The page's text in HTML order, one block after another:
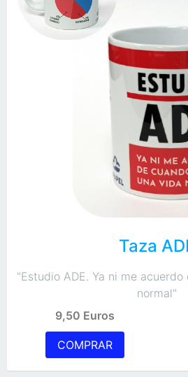
Taza
"Estudio ADE. Ya ni me
normal"
9,50 Euros
COMPRAR